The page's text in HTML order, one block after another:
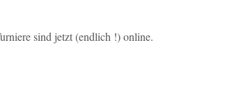
sind jetzt (endlich !) online.